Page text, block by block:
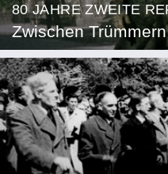
80 JAHRE ZWEITE
Zwischen